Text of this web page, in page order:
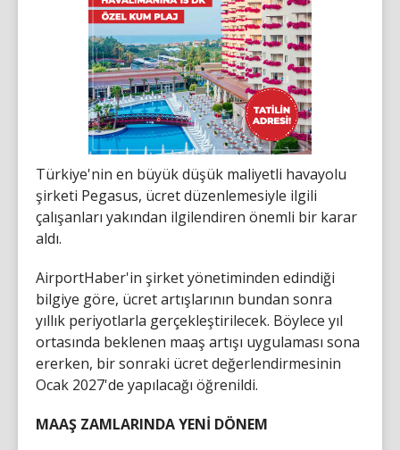
Türkiye'nin en büyük düşük maliyetli havayolu
şirketi Pegasus, ücret düzenlemesiyle ilgili
çalışanları yakından ilgilendiren önemli bir karar
aldı.
AirportHaber'in şirket yönetiminden edindiği
bilgiye göre, ücret artışlarının bundan sonra
yıllık periyotlarla gerçekleştirilecek. Böylece yıl
ortasında beklenen maaş artışı uygulaması sona
ererken, bir sonraki ücret değerlendirmesinin
Ocak 2027'de yapılacağı öğrenildi.
MAAŞ ZAMLARINDA YENİ DÖNEM